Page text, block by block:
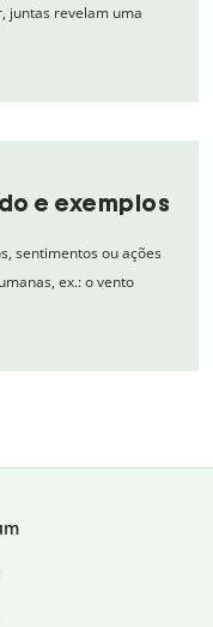
juntas revelam uma
e exemplos
sentimentos ou ações
ex.: o vento